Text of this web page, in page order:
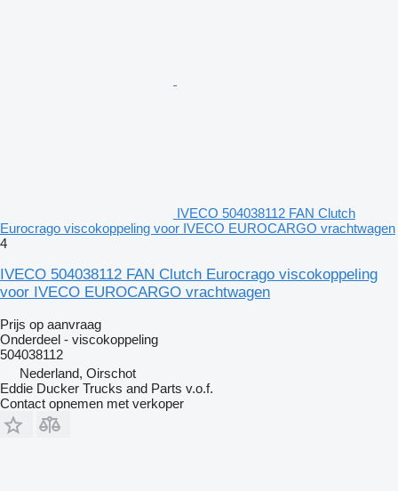
IVECO 504038112 FAN Clutch
Eurocrago viscokoppeling voor IVECO EUROCARGO vrachtwagen
4
IVECO 504038112 FAN Clutch Eurocrago viscokoppeling
voor IVECO EUROCARGO vrachtwagen
Prijs op aanvraag
Onderdeel - viscokoppeling
504038112
Nederland, Oirschot
Eddie Ducker Trucks and Parts v.o.f.
Contact opnemen met verkoper